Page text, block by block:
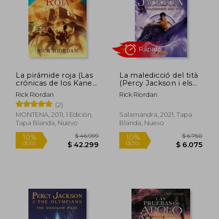
$ 37.799 $
Rápido
La pirámide roja (Las
crónicas de los Kane
1)
Rick Riordan
(2)
MONTENA, 2011, 1 Edición,
Tapa Blanda, Nuevo
La maledicció del tità
(Percy Jackson i els
déus de l'Olimp 3) (en
Catalán)
Rick Riordan
Salamandra, 2021, Tapa
Blanda, Nuevo